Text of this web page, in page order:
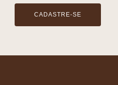
CADASTRE-SE